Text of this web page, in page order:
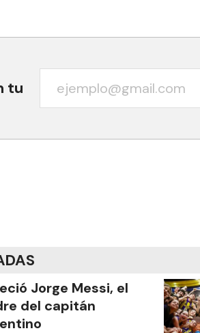
tu
Jorge Messi, el
del capitán